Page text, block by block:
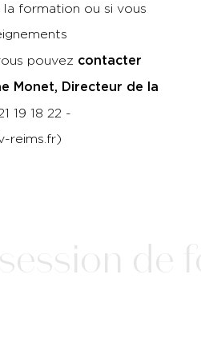
la formation ou si vous
pouvez contacter
Monet, Directeur de la
19 18 22 -
reims.fr)
de